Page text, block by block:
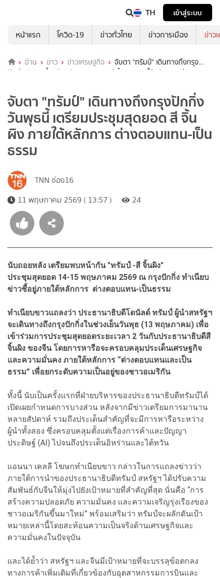
TH
เข้าสู่ระบบ
หน้าแรก
โควิด-19 ข่าวทั่วไทย ข่าวการเมือง ข่าว
อ่าน ข่าว ข่าวเศรษฐกิจ
จับตา "ทรัมป์" เดินทางถึงกรุง
ปักกิ่ง วันพุธนี้ เตรียมประชุมสุดยอด สี จิ้นผิง ภายใต้หลักการ ต่าง
จับตา "ทรัมป์" เดินทางถึงกรุงปักกิ่ง
วันพุธนี้ เตรียมประชุมสุดยอด สี จิ้น
ผิง ภายใต้หลักการ ต่างตอบแทน-เป็น
ธรรม
TNN ช่อง16
11 พฤษภาคม 2569 ( 13:57 )
24
นับถอยหลัง เตรียมพบหน้ากัน "ทรัมป์ -สี จิ้นผิง"
ประชุมสุดยอด 14-15 พฤษภาคม 2569 ณ กรุงปักกิ่ง ทำเนียบ
ข่าวชี้อยู่ภายใต้หลักการ ต่างตอบแทน-เป็นธรรม
ทำเนียบขาวแถลงว่า ประธานาธิบดีโดนัลด์ ทรัมป์ ผู้นำสหรัฐฯ
จะเดินทางถึงกรุงปักกิ่งในช่วงเย็นวันพุธ (13 พฤษภาคม) เพื่อ
เข้าร่วมการประชุมสุดยอดระยะเวลา 2 วันกับประธานาธิบดีสี
จิ้นผิง ของจีน โดยการหารือจะครอบคลุมประเด็นเศรษฐกิจ
และความมั่นคง ภายใต้หลักการ “ต่างตอบแทนและเป็น
ธรรม” เพื่อยกระดับความเป็นอยู่ของชาวอเมริกัน
ทั้งนี้ นับเป็นครั้งแรกที่ฝ่ายบริหารของประธานาธิบดีทรัมป์ได้
เปิดเผยกำหนดการบางส่วน หลังจากมีข่าวเตรียมการมานาน
หลายสัปดาห์ รวมถึงประเด็นสำคัญที่จะมีการหารือระหว่าง
ผู้นำทั้งสอง ซึ่งครอบคลุมตั้งแต่เรื่องการค้าและปัญญา
ประดิษฐ์ (AI) ไปจนถึงประเด็นอิหร่านและไต้หวัน
แอนนา เคลลี โฆษกทำเนียบขาว กล่าวในการแถลงข่าวว่า
ภายใต้การนำของประธานาธิบดีทรัมป์ สหรัฐฯ ได้ปรับความ
สัมพันธ์กับจีนให้มุ่งไปยังเป้าหมายที่สำคัญที่สุด นั่นคือ “การ
สร้างความปลอดภัย ความมั่นคง และความเจริญรุ่งเรืองของ
ชาวอเมริกันขึ้นมาใหม่” พร้อมเสริมว่า ทรัมป์จะผลักดันเป้า
หมายเหล่านี้โดยสะท้อนความเป็นจริงด้านเศรษฐกิจและ
ความมั่นคงในปัจจุบัน
และได้ย้ำว่า สหรัฐฯ และจีนมีเป้าหมายที่จะบรรลุข้อตกลง
ทางการค้าเพิ่มเติมที่เกี่ยวข้องกับอุตสาหกรรมการบินและ